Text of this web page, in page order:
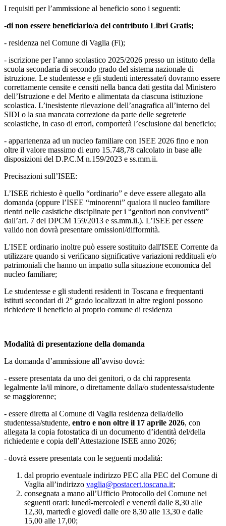
I requisiti per l’ammissione al beneficio sono i seguenti:
-di non essere beneficiario/a del contributo Libri Gratis;
- residenza nel Comune di Vaglia (Fi);
- iscrizione per l’anno scolastico 2025/2026 presso un istituto della
scuola secondaria di secondo grado del sistema nazionale di
istruzione. Le studentesse e gli studenti interessate/i dovranno essere
correttamente censite e censiti nella banca dati gestita dal Ministero
dell’Istruzione e del Merito e alimentata da ciascuna istituzione
scolastica. L’inesistente rilevazione dell’anagrafica all’interno del
SIDI o la sua mancata correzione da parte delle segreterie
scolastiche, in caso di errori, comporterà l’esclusione dal beneficio;
- appartenenza ad un nucleo familiare con ISEE 2026 fino e non
oltre il valore massimo di euro 15.748,78 calcolato in base alle
disposizioni del D.P.C.M n.159/2023 e ss.mm.ii.
Precisazioni sull’ISEE:
L’ISEE richiesto è quello “ordinario” e deve essere allegato alla
domanda (oppure l’ISEE “minorenni” qualora il nucleo familiare
rientri nelle casistiche disciplinate per i “genitori non conviventi”
dall’art. 7 del DPCM 159/2013 e ss.mm.ii.). L’ISEE per essere
valido non dovrà presentare omissioni/difformità.
L'ISEE ordinario inoltre può essere sostituito dall'ISEE Corrente da
utilizzare quando si verificano significative variazioni reddituali e/o
patrimoniali che hanno un impatto sulla situazione economica del
nucleo familiare;
Le studentesse e gli studenti residenti in Toscana e frequentanti
istituti secondari di 2° grado localizzati in altre regioni possono
richiedere il beneficio al proprio comune di residenza
Modalità di presentazione della domanda
La domanda d’ammissione all’avviso dovrà:
- essere presentata da uno dei genitori, o da chi rappresenta
legalmente la/il minore, o direttamente dalla/o studentessa/studente
se maggiorenne;
- essere diretta al Comune di Vaglia residenza della/dello
studentessa/studente, entro e non oltre il 17 aprile 2026, con
allegata la copia fotostatica di un documento d’identità del/della
richiedente e copia dell’Attestazione ISEE anno 2026;
- dovrà essere presentata con le seguenti modalità:
dal proprio eventuale indirizzo PEC alla PEC del Comune di
Vaglia all’indirizzo vaglia@postacert.toscana.it;
consegnata a mano all’Ufficio Protocollo del Comune nei
seguenti orari: lunedì-mercoledì e venerdì dalle 8,30 alle
12,30, martedì e giovedì dalle ore 8,30 alle 13,30 e dalle
15,00 alle 17,00;